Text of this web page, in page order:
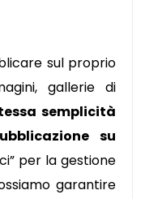
sul proprio
gallerie di
semplicità
su
per la gestione
garantire